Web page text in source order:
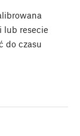
lub resecie
do czasu